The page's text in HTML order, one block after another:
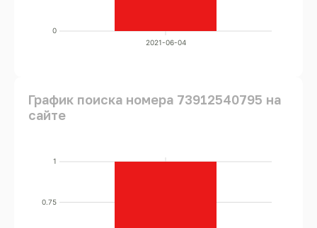
0
2021-06-04
График поиска номера 73912540795 на
сайте
0.75
1